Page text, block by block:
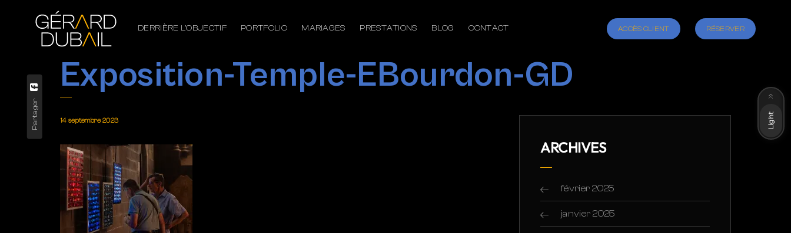
DERRIÈRE L’OBJECTIF PORTFOLIO MARIAGES PRESTATIONS BLOG CONTACT ACCÈS CLIENT RÉSERVER
Exposition-Temple-EBourdon-GD
Partager 14 septembre 2023
ARCHIVES
février 2025
janvier 2025
Light
Dark